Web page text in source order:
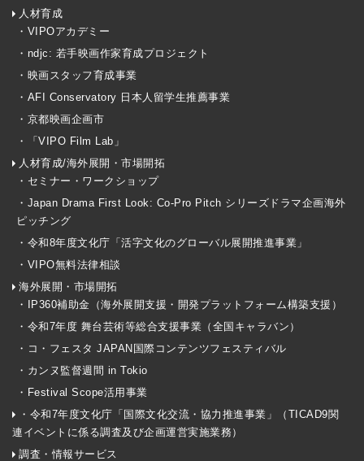
人材育成
・VIPOアカデミー
・ndjc: 若手映画作家育成プロジェクト
・映画スタッフ育成事業
・AFI Conservatory 日本人留学生推薦事業
・京都映画企画市
・「VIPO Film Lab」
人材育成/海外展開・市場開拓
・セミナー・ワークショップ
・Japan Drama First Look: Co-Pro Pitch シリーズドラマ企画海外
ピッチング
・令和8年度文化庁「活字文化のグローバル展開推進事業」
・VIPO無料法律相談
海外展開・市場開拓
・IP360補助金（海外展開支援・開発プラットフォーム構築支援）
・令和7年度 舞台芸術等総合支援事業（全国キャラバン）
・コ・フェスタ JAPAN国際コンテンツフェスティバル
・カンヌ監督週間 in Tokio
・Festival Scope活用事業
・令和7年度文化庁「国際文化交流・協力推進事業」（TICAD9関
連イベントに係る調査及び企画運営実施業務）
調査・情報サービス